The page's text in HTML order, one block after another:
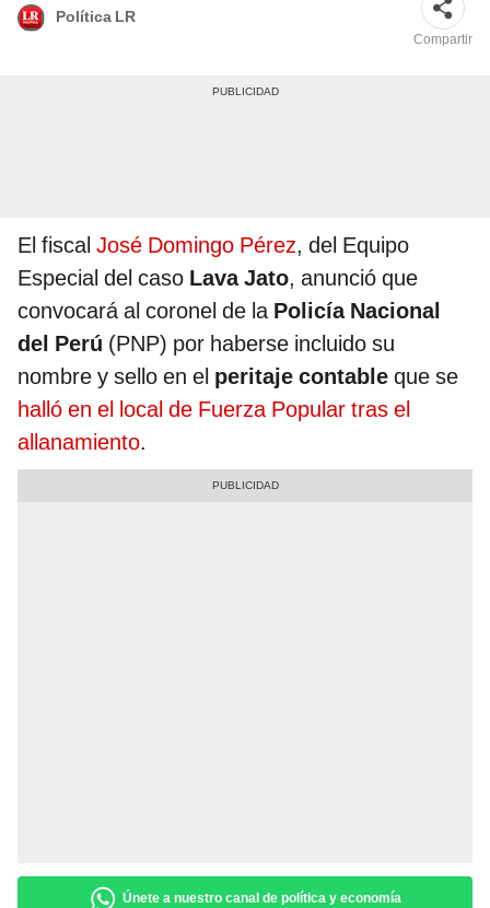
Política LR
Compartir
El fiscal José Domingo Pérez, del Equipo
Especial del caso Lava Jato, anunció que
convocará al coronel de la Policía Nacional
del Perú (PNP) por haberse incluido su
nombre y sello en el peritaje contable que se
halló en el local de Fuerza Popular tras el
allanamiento.
Únete a nuestro canal de política y economía